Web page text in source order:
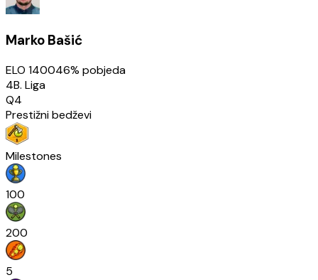
Marko Bašić
ELO 140046% pobjeda
4B. Liga
Q4
Prestižni bedževi
Milestones
100
200
5